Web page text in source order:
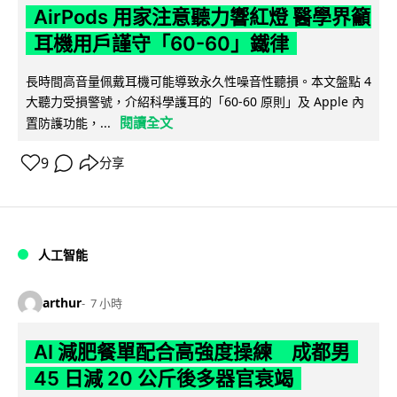
AirPods 用家注意聽力響紅燈 醫學界籲
耳機用戶謹守「60-60」鐵律
長時間高音量佩戴耳機可能導致永久性噪音性聽損。本文盤點 4
大聽力受損警號，介紹科學護耳的「60-60 原則」及 Apple 內
置防護功能，...
閱讀全文
9 分享
人工智能
arthur 7 小時
AI 減肥餐單配合高強度操練 成都男
45 日減 20 公斤後多器官衰竭